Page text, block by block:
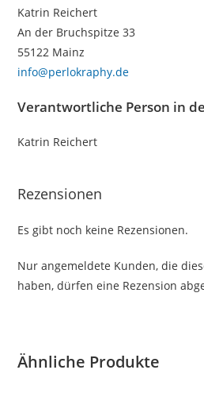
Katrin Reichert
An der Bruchspitze 33
55122 Mainz
info@perlokraphy.de
Verantwortliche Person in
Katrin Reichert
Rezensionen
Es gibt noch keine Rezensionen.
Nur angemeldete Kunden, die
haben, dürfen eine Rezension
Ähnliche Produkte